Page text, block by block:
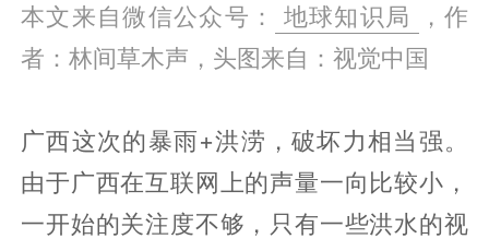
本文来自微信公众号： 地球知识局
，作
者：林间草木声，头图来自：视觉中国
广西这次的暴雨+洪涝，破坏力相当强。
由于广西在互联网上的声量一向比较小，
一开始的关注度不够，只有一些洪水的视